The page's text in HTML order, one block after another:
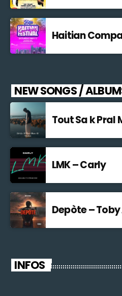
Haitian
NEW SONGS /
Tout Sa k Pral
LMK – Carly
Depòte –
INFOS